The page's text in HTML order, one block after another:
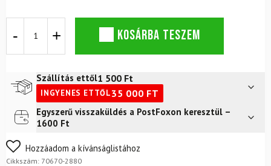
Traverse
Golden
póló
mennyiség
KOSÁRBA TESZEM
Szállítás ettől1 500 Ft
INGYENES ETTŐL35 000 FT
Futár a címre2 400
FoxPost
Egyszerű visszaküldés a PostFoxon keresztül –
1600 Ft
Nem biztos a választásában? Semmi gond – a terméket
egyszerűen visszaküldheti 14 napon belül, indoklás nélkül.
Hozzáadom a kívánságlistához
Cikkszám: 70670-2880